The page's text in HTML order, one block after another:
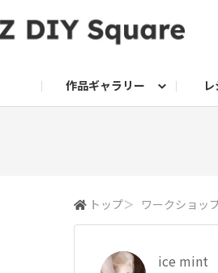
作品ギャラリー
トップ＞ ワークショッ
ice mint